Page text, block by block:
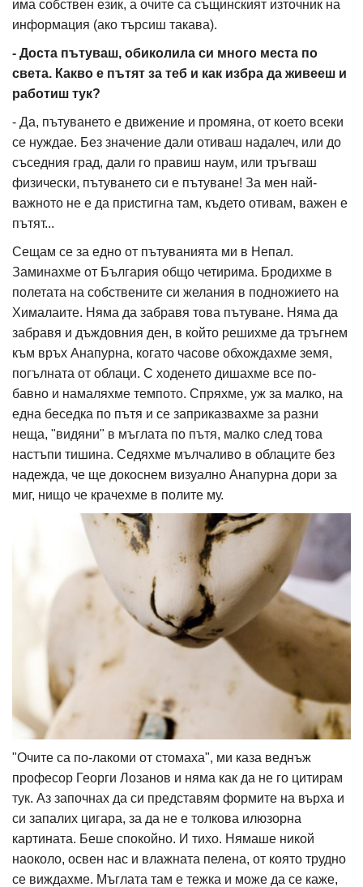
има собствен език, а очите са същинският източник на
информация (ако търсиш такава).
- Доста пътуваш, обиколила си много места по
света. Какво е пътят за теб и как избра да живееш и
работиш тук?
- Да, пътуването е движение и промяна, от което всеки
се нуждае. Без значение дали отиваш надалеч, или до
съседния град, дали го правиш наум, или тръгваш
физически, пътуването си е пътуване! За мен най-
важното не е да пристигна там, където отивам, важен е
пътят...
Сещам се за едно от пътуванията ми в Непал.
Заминахме от България общо четирима. Бродихме в
полетата на собствените си желания в подножието на
Хималаите. Няма да забравя това пътуване. Няма да
забравя и дъждовния ден, в който решихме да тръгнем
към връх Анапурна, когато часове обхождахме земя,
погълната от облаци. С ходенето дишахме все по-
бавно и намаляхме темпото. Спряхме, уж за малко, на
една беседка по пътя и се заприказвахме за разни
неща, "видяни" в мъглата по пътя, малко след това
настъпи тишина. Седяхме мълчаливо в облаците без
надежда, че ще докоснем визуално Анапурна дори за
миг, нищо че крачехме в полите му.
"Очите са по-лакоми от стомаха", ми каза веднъж
професор Георги Лозанов и няма как да не го цитирам
тук. Аз започнах да си представям формите на върха и
си запалих цигара, за да не е толкова илюзорна
картината. Беше спокойно. И тихо. Нямаше никой
наоколо, освен нас и влажната пелена, от която трудно
се виждахме. Мъглата там е тежка и може да се каже,